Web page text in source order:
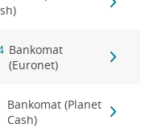
Bankomat
(Euronet)
Bankomat (Planet
Cash)